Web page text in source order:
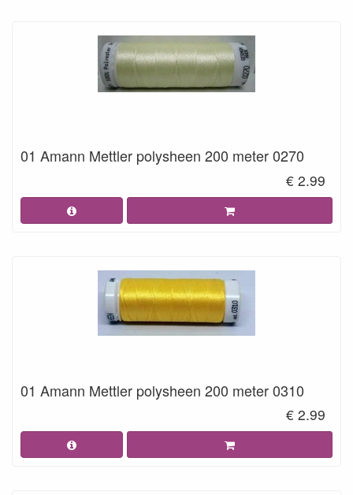
01 Amann Mettler polysheen 200 meter 0270
€ 2.99
01 Amann Mettler polysheen 200 meter 0310
€ 2.99